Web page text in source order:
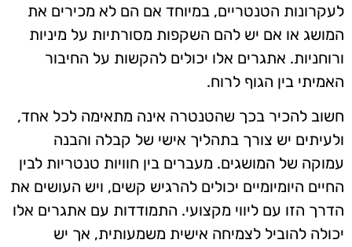
לעקרונות הטנטריים, במיוחד אם הם לא מכירים את
המושג או אם יש להם השקפות מסורתיות על מיניות
ורוחניות. אתגרים אלו יכולים להקשות על החיבור
האמיתי בין הגוף לרוח.
חשוב להכיר בכך שהטנטרה אינה מתאימה לכל אחד,
ולעיתים יש צורך בתהליך אישי של קבלה והבנה
עמוקה של המושגים. מעברים בין חוויות טנטריות לבין
החיים היומיומיים יכולים להרגיש קשים, ויש העושים את
הדרך הזו עם ליווי מקצועי. התמודדות עם אתגרים אלו
יכולה להוביל לצמיחה אישית משמעותית, אך יש